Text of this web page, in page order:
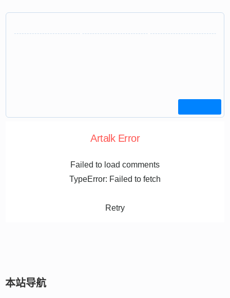
Artalk Error
Failed to load comments
TypeError: Failed to fetch
Retry
本站导航